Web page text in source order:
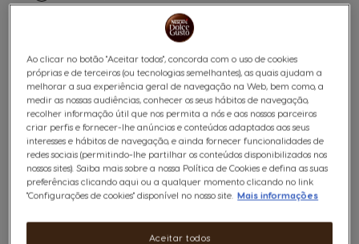
corretamente ligada à corrente e ligada.
Verifique se a máquina não está demasiado
longe do telemóvel. Se necessário,
aproxime-os. Durante o processo de
emparelhamento, o telemóvel deve
permanecer a até 10 m de distância da
máquina.
Certifique-se de que a máquina não está
Bluetooth ativado em sua casa. Apesar de
Ao clicar no botão "Aceitar todos", concorda com o uso de cookies
próprias e de terceiros (ou tecnologias semelhantes), as quais ajudam a
melhorar a sua experiência geral de navegação na Web, bem como, a
medir as nossas audiências, conhecer os seus hábitos de navegação,
recolher informação útil que nos permita a nós e aos nossos parceiros
criar perfis e fornecer-lhe anúncios e conteúdos adaptados aos seus
interesses e hábitos de navegação, e ainda fornecer funcionalidades de
redes sociais (permitindo-lhe partilhar os conteúdos disponibilizados nos
nossos sites). Saiba mais sobre a nossa Política de Cookies e defina as suas
preferências clicando aqui ou a qualquer momento clicando no link
"Configurações de cookies" disponível no nosso site. Mais informações
Aceitar todos